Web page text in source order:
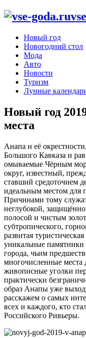
Новый год
Новогодний стол
Мода
Авто
Новости
Туризм
Лунные
Новый год
места
Анапа и её
Большого Кавказа и
омываемые Чёрным
округ, известный,
ставший средоточием
идеальным местом для
Причинами тому
неглубокой,
полосой и чистым
субтропического,
развитая
уникальные памятники
города, чьим
многочисленные места
живописные уголки
практически
образ Анапы уже
расскажем о самых
всех и каждого, кто
Российского Ривьеры.